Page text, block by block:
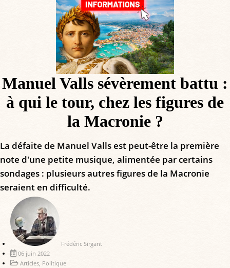
Manuel Valls sévèrement battu :
à qui le tour, chez les figures de
la Macronie ?
La défaite de Manuel Valls est peut-être la première
note d'une petite musique, alimentée par certains
sondages : plusieurs autres figures de la Macronie
seraient en difficulté.
Frédéric Sirgant
06 juin 2022
Articles, Politique